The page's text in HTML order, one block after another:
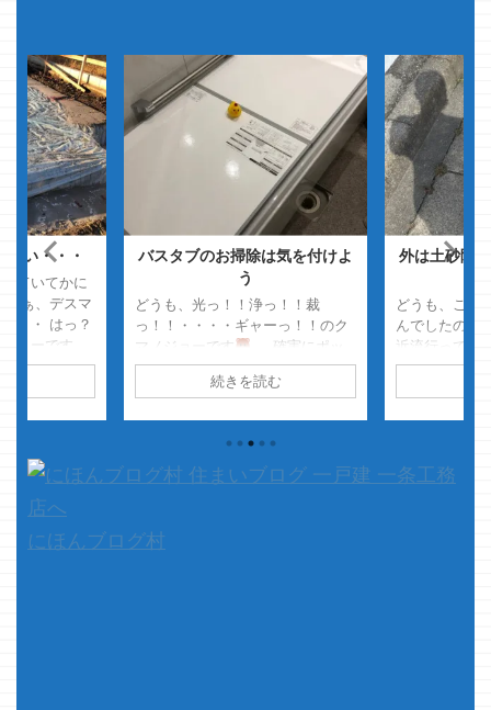
い・・・
ていてかに
あぁ、デスマ
・・ はっ？
ジョーです
した・・・
バスタブのお掃除は気を付けよ
う
どうも、光っ！！浄っ！！裁
っ！！・・・・ギャーっ！！のク
マノジョーです
確実にポッ
クリ行きますクマノジョーなら
心が汚れまくってますので
長い長いお一人様生活が間
もなく終了を迎える時期がやって
続きを読む
外は土砂降
どうも、この
んでしたのク
近流行ってる
を最近見てい
まだブログは
にほんブログ村